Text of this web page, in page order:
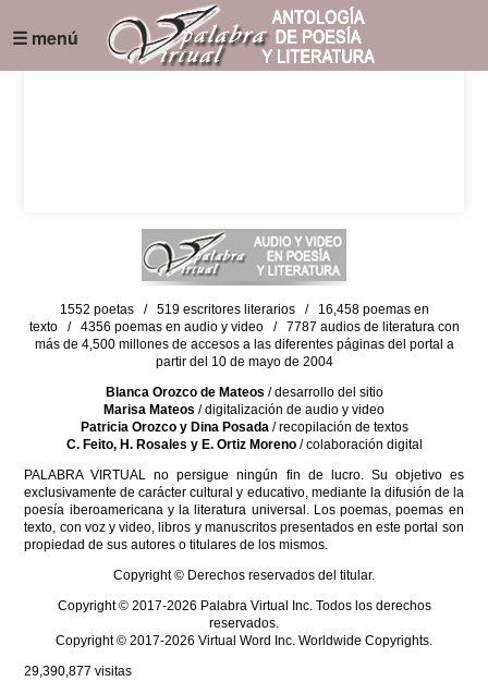
☰ menú
1552 poetas / 519 escritores literarios / 16,458 poemas en
texto / 4356 poemas en audio y video / 7787 audios de literatura con
más de 4,500 millones de accesos a las diferentes páginas del portal a
partir del 10 de mayo de 2004
Blanca Orozco de Mateos / desarrollo del sitio
Marisa Mateos / digitalización de audio y video
Patricia Orozco y Dina Posada/ recopilación de textos
C. Feito, H. Rosales y E. Ortiz Moreno/ colaboración digital
PALABRA VIRTUAL no persigue ningún fin de lucro. Su objetivo es
exclusivamente de carácter cultural y educativo, mediante la difusión de la
poesía iberoamericana y la literatura universal. Los poemas, poemas en
texto, con voz y video, libros y manuscritos presentados en este portal son
propiedad de sus autores o titulares de los mismos.
Copyright © Derechos reservados del titular.
Copyright © 2017-2026 Palabra Virtual Inc. Todos los derechos
reservados.
Copyright © 2017-2026 Virtual Word Inc. Worldwide Copyrights.
29,390,877 visitas